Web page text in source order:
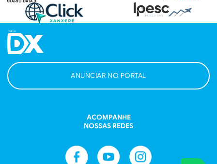
ANUNCIAR NO PORTAL
ACOMPANHE
NOSSAS REDES